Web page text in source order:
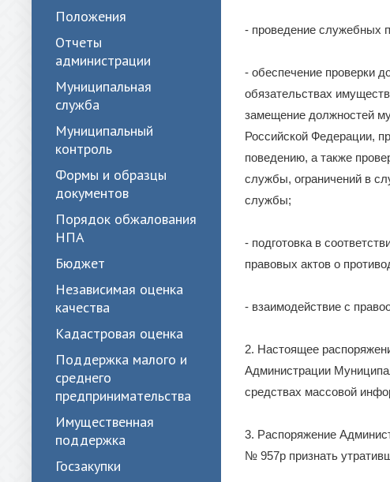
Положения
Отчеты
администрации
Муниципальная
служба
Муниципальный
контроль
Формы и образцы
документов
Порядок обжалования
НПА
Бюджет
Независимая оценка
качества
Кадастровая оценка
Поддержка малого и
среднего
предпринимательства
Имущественная
поддержка
Госзакупки
- проведение служебных
- обеспечение проверки
обязательствах
замещение должностей
Российской Федерации,
поведению, а также
службы, ограничений в
службы;
- подготовка в
правовых актов о
- взаимодействие с
2. Настоящее
Администрации
средствах массовой
3. Распоряжение
№ 957р признать